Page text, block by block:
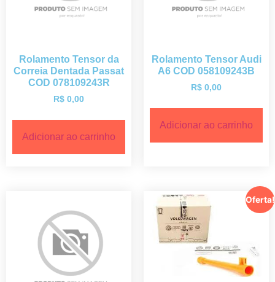
Rolamento Tensor da
Correia Dentada Passat
COD 078109243R
R$ 0,00
Adicionar ao carrinho
Rolamento Tensor Audi
A6 COD 058109243B
R$ 0,00
Adicionar ao carrinho
Oferta!